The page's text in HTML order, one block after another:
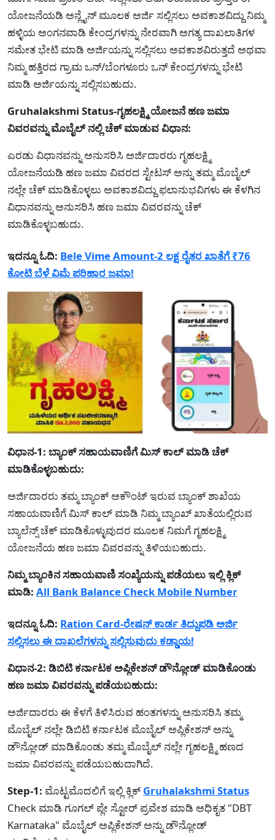
ಯೋಜನೆಯಡಿ ಅನ್ಲೈನ್ ಮೂಲಕ ಅರ್ಜಿ ಸಲ್ಲಿಸಲು ಅವಕಾಶವಿದ್ದು ನಿಮ್ಮ
ಹಳ್ಳಿಯ ಅಂಗನವಾಡಿ ಕೇಂದ್ರಗಳನ್ನು ನೇರವಾಗಿ ಅಗತ್ಯ ದಾಖಲಾತಿಗಳ
ಸಮೇತ ಭೇಟಿ ಮಾಡಿ ಅರ್ಜಿಯನ್ನು ಸಲ್ಲಿಸಲು ಅವಕಾಶವಿರುತ್ತದೆ ಅಥವಾ
ನಿಮ್ಮ ಹತ್ತಿರದ ಗ್ರಾಮ ಒನ್/ಬೆಂಗಳೂರು ಒನ್ ಕೇಂದ್ರಗಳನ್ನು ಭೇಟಿ
ಮಾಡಿ ಅರ್ಜಿಯನ್ನು ಸಲ್ಲಿಸಬಹುದು.
Gruhalakshmi Status-ಗೃಹಲಕ್ಷ್ಮಿ ಯೋಜನೆ ಹಣ ಜಮಾ
ವಿವರವನ್ನು ಮೊಬೈಲ್ ನಲ್ಲಿ ಚೆಕ್ ಮಾಡುವ ವಿಧಾನ:
ಎರಡು ವಿಧಾನವನ್ನು ಅನುಸರಿಸಿ ಅರ್ಜಿದಾರರು ಗೃಹಲಕ್ಷ್ಮಿ
ಯೋಜನೆಯಡಿ ಹಣ ಜಮಾ ವಿವರದ ಸ್ಟೇಟಸ್ ಅನ್ನು ತಮ್ಮ ಮೊಬೈಲ್
ನಲ್ಲೇ ಚೆಕ್ ಮಾಡಿಕೊಳ್ಳಲು ಅವಕಾಶವಿದ್ದು ಫಲಾನುಭವಿಗಳು ಈ ಕೆಳಗಿನ
ವಿಧಾನವನ್ನು ಅನುಸರಿಸಿ ಹಣ ಜಮಾ ವಿವರವನ್ನು ಚೆಕ್
ಮಾಡಿಕೊಳ್ಳಬಹುದು.
ಇದನ್ನೂ ಓದಿ: Bele Vime Amount-2 ಲಕ್ಷ ರೈತರ ಖಾತೆಗೆ ₹76
ಕೋಟಿ ಬೆಳೆ ವಿಮೆ ಪರಿಹಾರ ಜಮಾ!
ವಿಧಾನ-1: ಬ್ಯಾಂಕ್ ಸಹಾಯವಾಣಿಗೆ ಮಿಸ್ ಕಾಲ್ ಮಾಡಿ ಚೆಕ್
ಮಾಡಿಕೊಳ್ಳಬಹುದು:
ಅರ್ಜಿದಾರರು ತಮ್ಮ ಬ್ಯಾಂಕ್ ಅಕೌಂಟ್ ಇರುವ ಬ್ಯಾಂಕ್ ಶಾಖೆಯ
ಸಹಾಯವಾಣಿಗೆ ಮಿಸ್ ಕಾಲ್ ಮಾಡಿ ನಿಮ್ಮ ಬ್ಯಾಂಖ್ ಖಾತೆಯಲ್ಲಿರುವ
ಬ್ಯಾಲೆನ್ಸ್ ಚೆಕ್ ಮಾಡಿಕೊಳ್ಳುವುದರ ಮೂಲಕ ನಿಮಗೆ ಗೃಹಲಕ್ಷ್ಮಿ
ಯೋಜನೆಯ ಹಣ ಜಮಾ ವಿವರವನ್ನು ತಿಳಿಯಬಹುದು.
ನಿಮ್ಮ ಬ್ಯಾಂಕಿನ ಸಹಾಯವಾಣಿ ಸಂಖ್ಯೆಯನ್ನು ಪಡೆಯಲು ಇಲ್ಲಿ ಕ್ಲಿಕ್
ಮಾಡಿ: All Bank Balance Check Mobile Number
ಇದನ್ನೂ ಓದಿ: Ration Card-ರೇಷನ್ ಕಾರ್ಡ ತಿದ್ದುಪಡಿ ಅರ್ಜಿ
ಸಲ್ಲಿಸಲು ಈ ದಾಖಲೆಗಳನ್ನು ಸಲ್ಲಿಸುವುದು ಕಡ್ಡಾಯ!
ವಿಧಾನ-2: ಡಿಬಿಟಿ ಕರ್ನಾಟಕ ಅಪ್ಲಿಕೇಶನ್ ಡೌನ್ಲೋಡ್ ಮಾಡಿಕೊಂಡು
ಹಣ ಜಮಾ ವಿವರವನ್ನು ಪಡೆಯಬಹುದು:
ಅರ್ಜಿದಾರರು ಈ ಕೆಳಗೆ ತಿಳಿಸಿರುವ ಹಂತಗಳನ್ನು ಅನುಸರಿಸಿ ತಮ್ಮ
ಮೊಬೈಲ್ ನಲ್ಲೇ ಡಿಬಿಟಿ ಕರ್ನಾಟಕ ಮೊಬೈಲ್ ಅಪ್ಲಿಕೇಶನ್ ಅನ್ನು
ಡೌನ್ಲೋಡ್ ಮಾಡಿಕೊಂಡು ತಮ್ಮ ಮೊಬೈಲ್ ನಲ್ಲೇ ಗೃಹಲಕ್ಷ್ಮಿ ಹಣದ
ಜಮಾ ವಿವರವನ್ನು ಪಡೆಯಬಹುದಾಗಿದೆ.
Step-1: ಮೊಟ್ಟಮೊದಲಿಗೆ ಇಲ್ಲಿ ಕ್ಲಿಕ್ Gruhalakshmi Status
Check ಮಾಡಿ ಗೂಗಲ್ ಪ್ಲೇ ಸ್ಟೋರ್ ಪ್ರವೇಶ ಮಾಡಿ ಅಧಿಕೃತ "DBT
Karnataka" ಮೊಬೈಲ್ ಅಪ್ಲಿಕೇಶನ್ ಅನ್ನು ಡೌನ್ಲೋಡ್